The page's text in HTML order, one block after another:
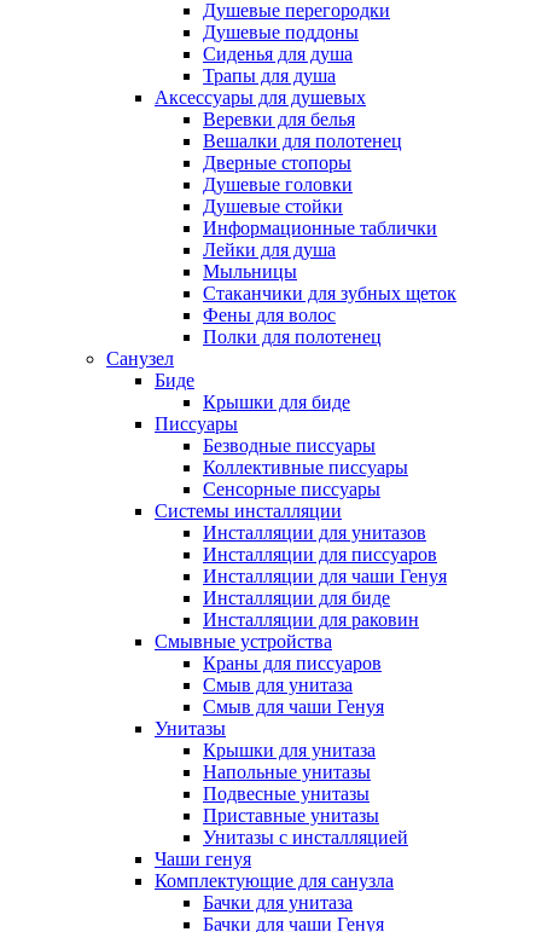
Душевые перегородки
Душевые поддоны
Сиденья для душа
Трапы для душа
Аксессуары для душевых
Веревки для белья
Вешалки для полотенец
Дверные стопоры
Душевые головки
Душевые стойки
Информационные таблички
Лейки для душа
Мыльницы
Стаканчики для зубных щеток
Фены для волос
Полки для полотенец
Санузел
Биде
Крышки для биде
Писсуары
Безводные писсуары
Коллективные писсуары
Сенсорные писсуары
Системы инсталляции
Инсталляции для унитазов
Инсталляции для писсуаров
Инсталляции для чаши Генуя
Инсталляции для биде
Инсталляции для раковин
Смывные устройства
Краны для писсуаров
Смыв для унитаза
Смыв для чаши Генуя
Унитазы
Крышки для унитаза
Напольные унитазы
Подвесные унитазы
Приставные унитазы
Унитазы с инсталляцией
Чаши генуя
Комплектующие для санузла
Бачки для унитаза
Бачки для чаши Генуя